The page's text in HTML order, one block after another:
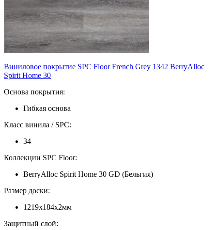
Виниловое покрытие SPC Floor French Grey 1342 BerryAlloc
Spirit Home 30
Основа покрытия:
Гибкая основа
Класс винила / SPC:
34
Коллекции SPC Floor:
BerryAlloc Spirit Home 30 GD (Бельгия)
Размер доски:
1219х184х2мм
Защитный слой: